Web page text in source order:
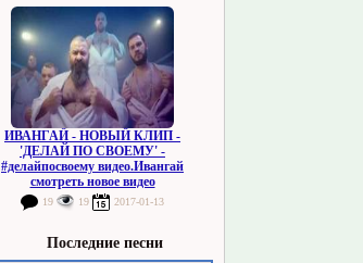
ИВАНГАЙ - НОВЫЙ КЛИП -
'ДЕЛАЙ ПО СВОЕМУ' -
#делайпосвоему видео.Ивангай
смотреть новое видео
19 19 2017-01-13
Последние песни